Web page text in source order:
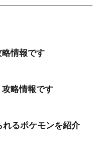
略情報です
攻略情報です
るポケモンを紹介